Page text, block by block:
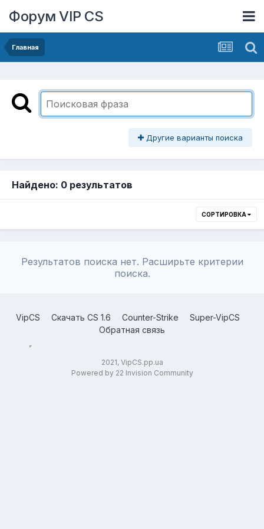
Форум VIP CS
Главная
Другие варианты поиска
Найдено: 0 результатов
СОРТИРОВКА
Результатов поиска нет. Расширьте критерии
поиска.
VipCS Скачать CS 1.6 Counter-Strike
Super-VipCS
Обратная связь
2021, VipCS.pp.ua
Powered by 22 Invision Community